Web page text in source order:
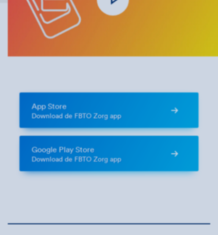
App Store
Download de FBTO Zorg app
Google Play Store
Download de FBTO Zorg app